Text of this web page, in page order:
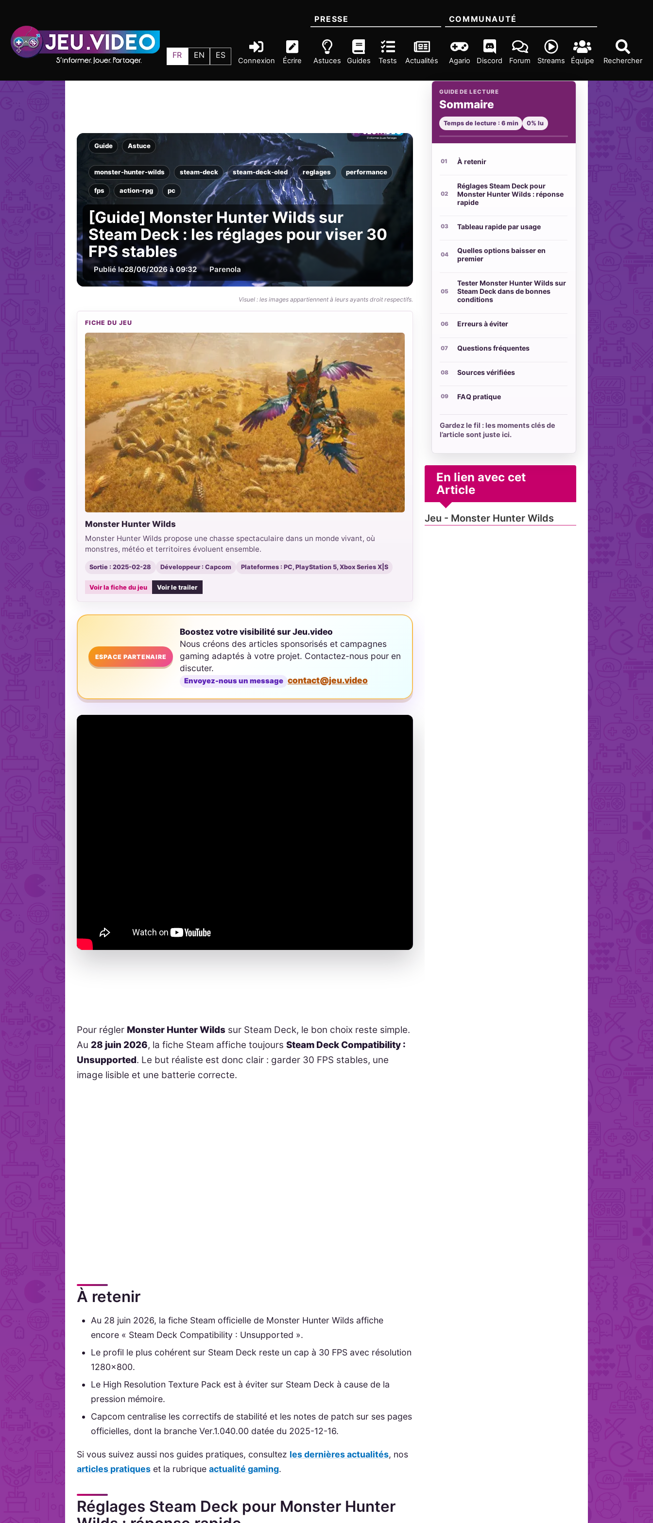
FR EN ES
Connexion Écrire Rechercher
PRESSE
Astuces Guides Tests Actualités
COMMUNAUTÉ
Agario Discord Forum Streams Équipe
Guide Astuce
monster-hunter-wilds steam-deck steam-deck-oled reglages performance
fps action-rpg pc
[Guide] Monster Hunter Wilds sur
Steam Deck : les réglages pour viser 30
FPS stables
Publié le28/06/2026 à 09:32 Parenola
Visuel : les images appartiennent à leurs ayants droit respectifs.
FICHE DU JEU
Monster Hunter Wilds
Monster Hunter Wilds propose une chasse spectaculaire dans un monde vivant, où
monstres, météo et territoires évoluent ensemble.
Sortie : 2025-02-28 Développeur : Capcom Plateformes : PC, PlayStation 5, Xbox Series X|S
Voir la fiche du jeu Voir le trailer
ESPACE PARTENAIRE
Boostez votre visibilité sur Jeu.video
Nous créons des articles sponsorisés et campagnes
gaming adaptés à votre projet. Contactez-nous pour en
discuter.
Envoyez-nous un message contact@jeu.video
Pour régler Monster Hunter Wilds sur Steam Deck, le bon choix reste simple.
Au 28 juin 2026, la fiche Steam affiche toujoursSteam Deck Compatibility :
Unsupported. Le but réaliste est donc clair : garder 30 FPS stables, une
image lisible et une batterie correcte.
À retenir
Au 28 juin 2026, la fiche Steam officielle de Monster Hunter Wilds affiche
encore « Steam Deck Compatibility : Unsupported ».
Le profil le plus cohérent sur Steam Deck reste un cap à 30 FPS avec résolution
1280x800.
Le High Resolution Texture Pack est à éviter sur Steam Deck à cause de la
pression mémoire.
Capcom centralise les correctifs de stabilité et les notes de patch sur ses pages
officielles, dont la branche Ver.1.040.00 datée du 2025-12-16.
Si vous suivez aussi nos guides pratiques, consultez les dernières actualités, nos
articles pratiques et la rubriqueactualité gaming.
Réglages Steam Deck pour Monster Hunter
GUIDE DE LECTURE
Sommaire
Temps de lecture : 6 min 0% lu
À retenir
Réglages Steam Deck pour
Monster Hunter Wilds : réponse
rapide
Tableau rapide par usage
Quelles options baisser en
premier
Tester Monster Hunter Wilds sur
Steam Deck dans de bonnes
conditions
Erreurs à éviter
Questions fréquentes
Sources vérifiées
FAQ pratique
Gardez le fil : les moments clés de
l’article sont juste ici.
En lien avec cet
Article
Jeu - Monster Hunter Wilds